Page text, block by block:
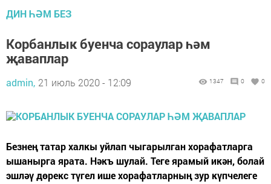
ДИН ҺӘМ БЕЗ
Корбанлык буенча сораулар һәм
җаваплар
admin, 21 июль 2020 - 12:09 1347 0 0
Безнең татар халкы уйлап чыгарылган хорафатларга
ышанырга ярата. Нәкъ шулай. Теге ярамый икән, болай
эшләү дөрекс түгел ише хорафатларның зур күпчелеге